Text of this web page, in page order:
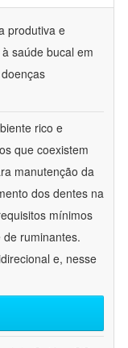
produtiva e
saúde bucal em
rico e
que coexistem
manutenção da
dos dentes na
mínimos
ruminantes.
e, nesse